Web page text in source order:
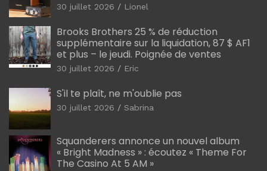
30 juillet 2026 Lionel
Brooks Brothers 25 % de réduction
supplémentaire sur la liquidation, 87 $ AF1
et plus – le jeudi. Poignée de ventes
30 juillet 2026 Eric
S'il te plaît, ne m'oublie pas
30 juillet 2026 Sabrina
Squanderers annonce un nouvel album
« Bright Madness » : écoutez « Theme For
The Casino At 5 AM »